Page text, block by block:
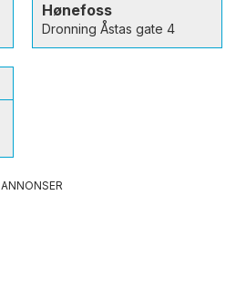
Hønefoss
Dronning Åstas gate 4
ANNONSER